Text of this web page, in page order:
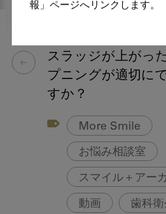
報」ページへリンクします。
スラッジが上がっ
プニングが適切に
すか？
More Smile
お悩み相談室
スマイル＋アー
動画 歯科